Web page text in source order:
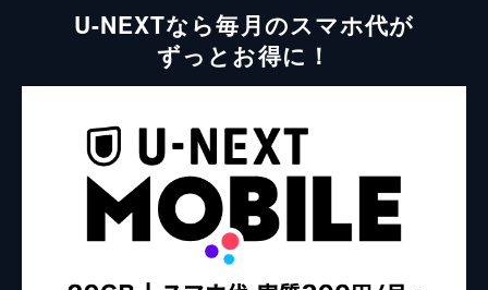
U-NEXTなら毎月のスマホ代が
ずっとお得に！